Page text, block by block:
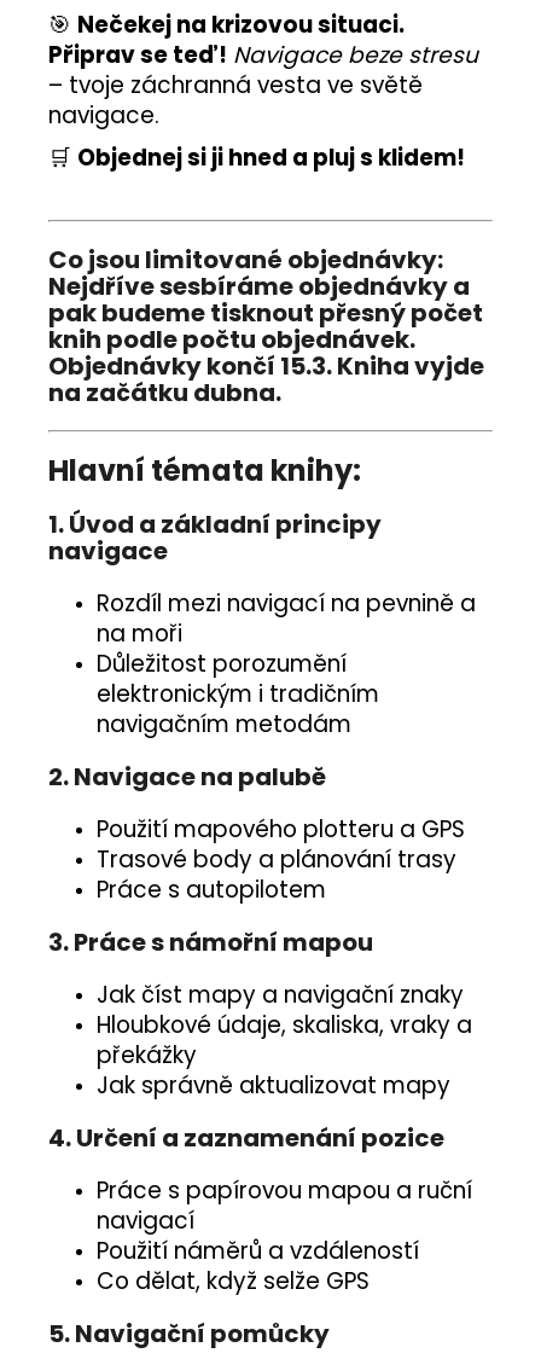
🎯 Nečekej na krizovou situaci.
Připrav se teď! Navigace beze stresu
– tvoje záchranná vesta ve světě
navigace.
🛒 Objednej si ji hned a pluj s klidem!
Co jsou limitované objednávky:
Nejdříve sesbíráme objednávky a
pak budeme tisknout přesný počet
knih podle počtu objednávek.
Objednávky končí 15.3. Kniha vyjde
na začátku dubna.
Hlavní témata knihy:
1.Úvod a základní principy
navigace
Rozdíl mezi navigací na pevnině a
na moři
Důležitost porozumění
elektronickým i tradičním
navigačním metodám
2. Navigace na palubě
Použití mapového plotteru a GPS
Trasové body a plánování trasy
Práce s autopilotem
3. Práce s námořní mapou
Jak číst mapy a navigační znaky
Hloubkové údaje, skaliska, vraky a
překážky
Jak správně aktualizovat mapy
4. Určení a zaznamenání pozice
Práce s papírovou mapou a ruční
navigací
Použití náměrů a vzdáleností
Co dělat, když selže GPS
5. Navigační pomůcky